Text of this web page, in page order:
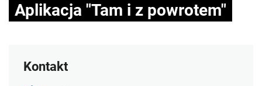
Aplikacja "Tam i z powrotem"
Kontakt